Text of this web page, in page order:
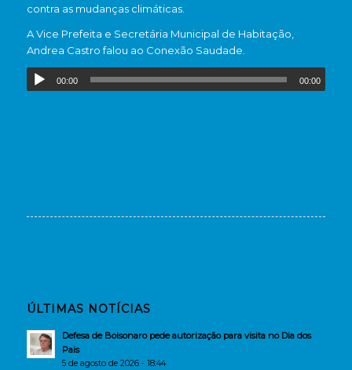
contra as mudanças climáticas.
A Vice Prefeita e Secretária Municipal de Habitação,
Andrea Castro falou ao Conexão Saudade.
00:00 00:00
ÚLTIMAS NOTÍCIAS
Defesa de Bolsonaro pede autorização para visita no Dia dos
Pais
5 de agosto de 2026 - 18:44